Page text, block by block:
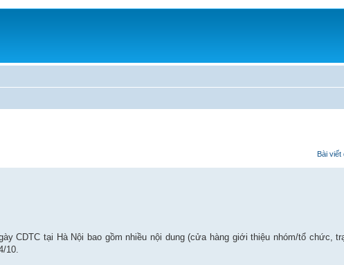
Bài viết
CDTC tại Hà Nội bao gồm nhiều nội dung (cửa hàng giới thiệu nhóm/tổ chức,
10.